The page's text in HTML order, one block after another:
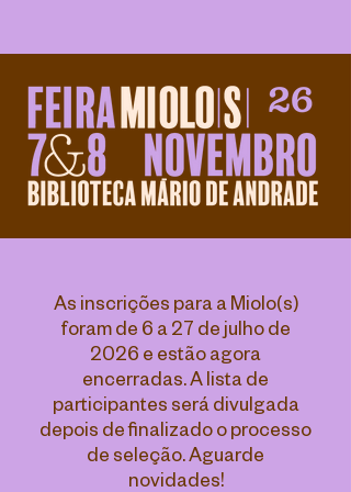
As inscrições para a Miolo(s)
foram de 6 a 27 de julho de
2026 e estão agora
encerradas. A lista de
participantes será divulgada
depois de finalizado o processo
de seleção. Aguarde
novidades!